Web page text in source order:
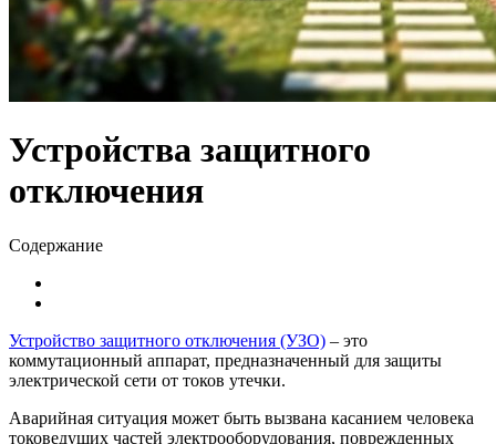
Устройства защитного
отключения
Содержание
Устройство защитного отключения (УЗО) – это
коммутационный аппарат, предназначенный для защиты
электрической сети от токов утечки.
Аварийная ситуация может быть вызвана касанием человека
токоведущих частей электрооборудования, поврежденных